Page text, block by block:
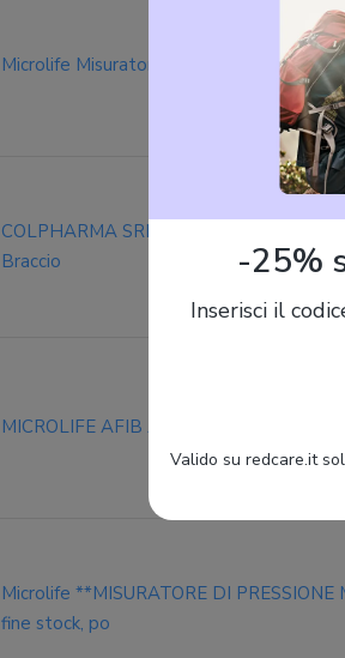
Microlife Misuratore di pressione
COLPHARMA SRL Microlife AFIB
Braccio
MICROLIFE AFIB ADVANCED EASY
Microlife **MISURATORE DI
fine stock, po
-25%
Inserisci il
Valido su redcare.it